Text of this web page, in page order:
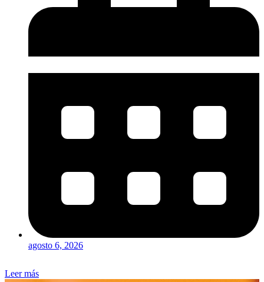
agosto 6, 2026
Leer más